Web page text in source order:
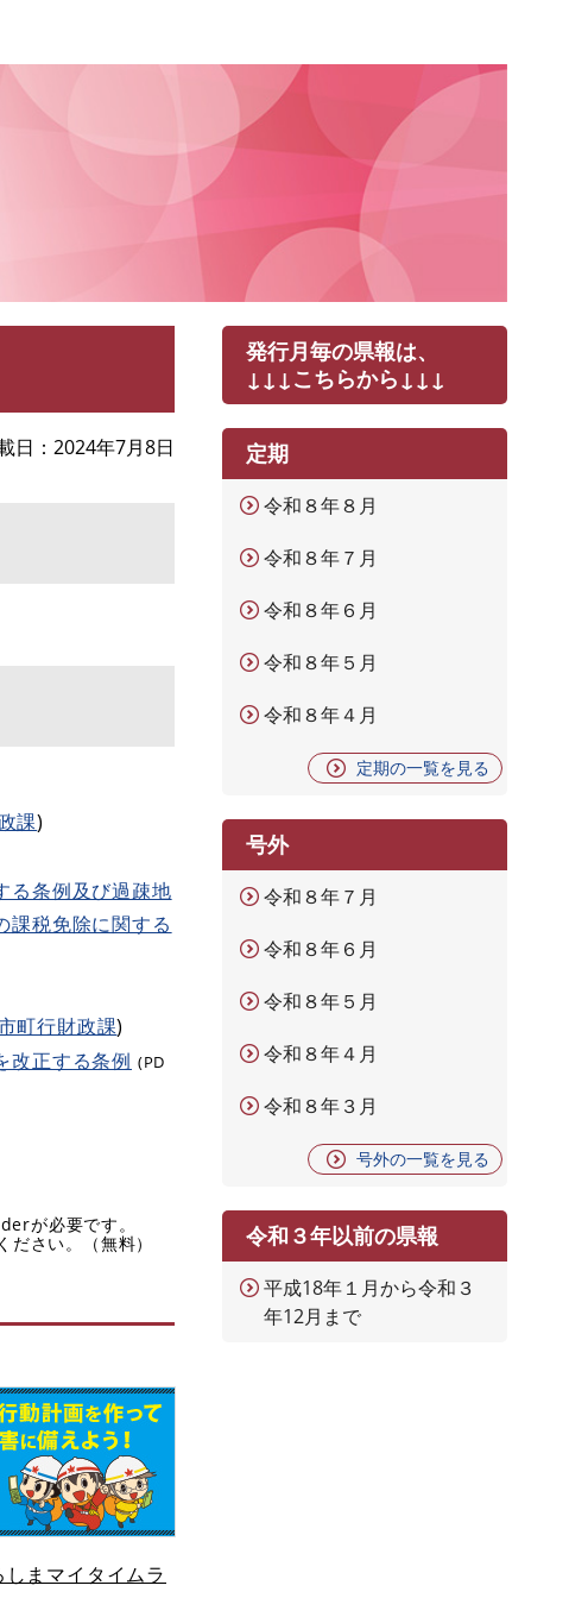
日 2024年7月8日
課)
る条例及び過疎地
課税免除に関する
町行財政課)
改正する条例 (PD
が必要です。
さい。（無料）
しまマイタイムラ
発行月毎の県報は、
↓↓↓こちらから↓↓↓
定期
令和８年８月
令和８年７月
令和８年６月
令和８年５月
令和８年４月
定期の一覧を見る
号外
令和８年７月
令和８年６月
令和８年５月
令和８年４月
令和８年３月
号外の一覧を見る
令和３年以前の県報
平成18年１月から令和３
年12月まで